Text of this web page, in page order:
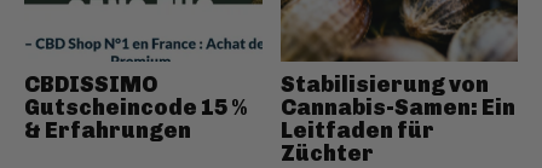
CBDISSIMO
Gutscheincode 15 %
& Erfahrungen
Stabilisierung von
Cannabis-Samen: Ein
Leitfaden für
Züchter